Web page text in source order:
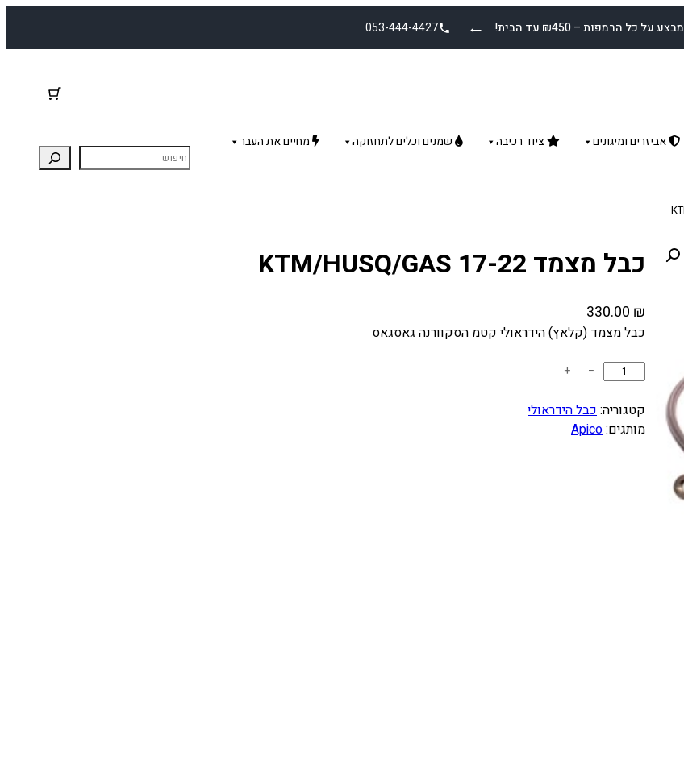
← מבצע על כל הרמפות – ₪450 עד הבית! 053-444-4427
אביזרים ומיגונים ציוד רכיבה שמנים וכלים לתחזוקה
מחיים את העבר
כבל מצמד KTM/HUSQ/GAS 17-22
330.00 ₪
כבל מצמד (קלאץ) הידראולי קטמ הסקוורנה גאסגאס
ו
ת
−
+
קטגוריה:כבל הידראולי
מותגים:Apico